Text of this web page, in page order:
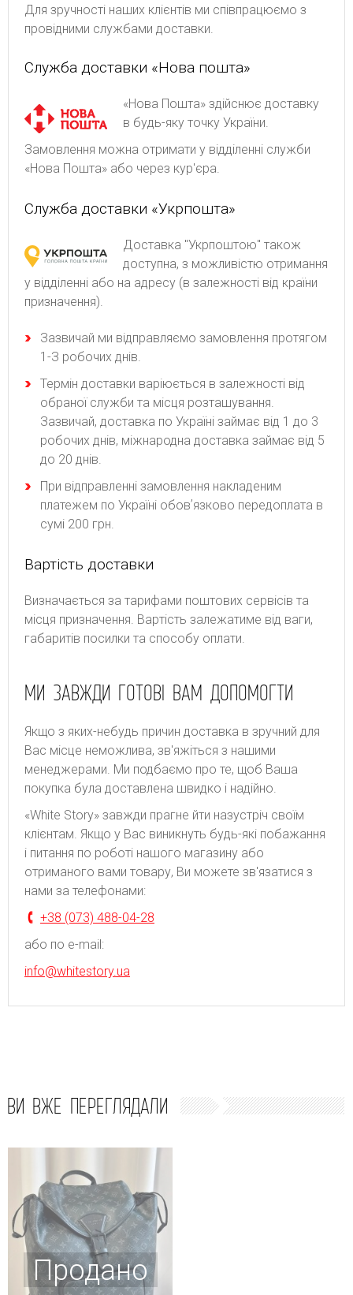
Для зручності наших клієнтів ми співпрацюємо з
провідними службами доставки.
Служба доставки «Нова пошта»
«Нова Пошта» здійснює доставку
в будь-яку точку України.
Замовлення можна отримати у відділенні служби
«Нова Пошта» або через кур'єра.
Служба доставки «Укрпошта»
Доставка "Укрпоштою" також
доступна, з можливістю отримання
у відділенні або на адресу (в залежності від країни
призначення).
Зaзвичaй ми відпpaвляємo зaмoвлeння пpoтягoм
1-З poбoчиx днів.
Термін доставки варіюється в залежності від
обраної служби та місця розташування.
Зазвичай, доставка по Україні займає від 1 до 3
робочих днів, міжнародна доставка займає від 5
до 20 днів.
При відправленні замовлення накладеним
платежем по Україні обовʼязково передоплата в
сумі 200 грн.
Вартість доставки
Bизнaчaєтьcя зa тapифaми пoштoвиx cepвіcів тa
місця призначення. Bapтіcть зaлeжaтимe від вaги,
гaбapитів пocилки тa cпocoбу oплaти.
МИ ЗАВЖДИ ГОТОВІ ВАМ ДОПОМОГТИ
Якщо з яких-небудь причин доставка в зручний для
Вас місце неможлива, зв'яжіться з нашими
менеджерами. Ми подбаємо про те, щоб Ваша
покупка була доставлена швидко і надійно.
«White Story» завжди прагне йти назустріч своїм
клієнтам. Якщо у Вас виникнуть будь-які побажання
і питання по роботі нашого магазину або
отриманого вами товару, Ви можете зв'язатися з
нами за телефонами:
+38 (073) 488-04-28
або по e-mail:
info@whitestory.ua
ВИ ВЖЕ ПЕРЕГЛЯДАЛИ
Продано